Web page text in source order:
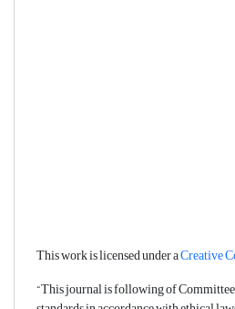
This work is licensed under aCreative
“This journal is following of